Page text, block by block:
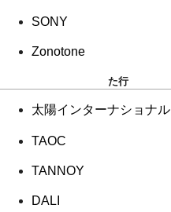
SONY
Zonotone
た行
太陽インターナショナル
TAOC
TANNOY
DALI